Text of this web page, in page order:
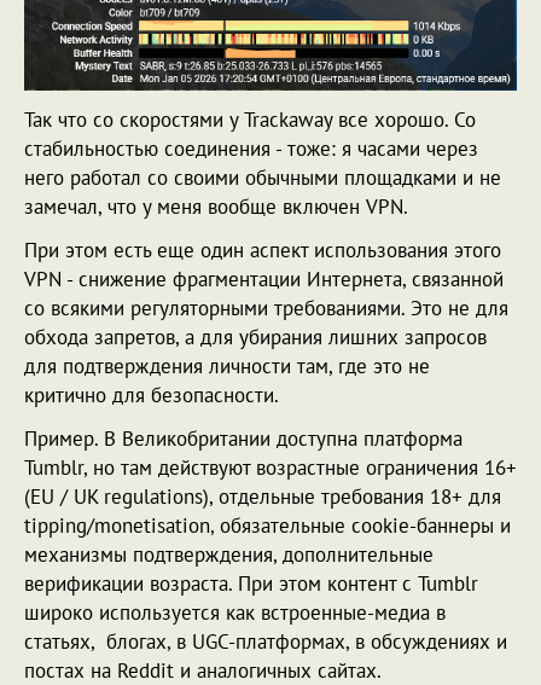
Так что со скоростями у Trackaway все хорошо. Со
стабильностью соединения - тоже: я часами через
него работал со своими обычными площадками и не
замечал, что у меня вообще включен VPN.
При этом есть еще один аспект использования этого
VPN - снижение фрагментации Интернета, связанной
со всякими регуляторными требованиями. Это не для
обхода запретов, а для убирания лишних запросов
для подтверждения личности там, где это не
критично для безопасности.
Пример. В Великобритании доступна платформа
Tumblr, но там действуют возрастные ограничения 16+
(EU / UK regulations), отдельные требования 18+ для
tipping/monetisation, обязательные cookie-баннеры и
механизмы подтверждения, дополнительные
верификации возраста. При этом контент с Tumblr
широко используется как встроенные-медиа в
статьях, блогах, в UGC-платформах, в обсуждениях и
постах на Reddit и аналогичных сайтах.